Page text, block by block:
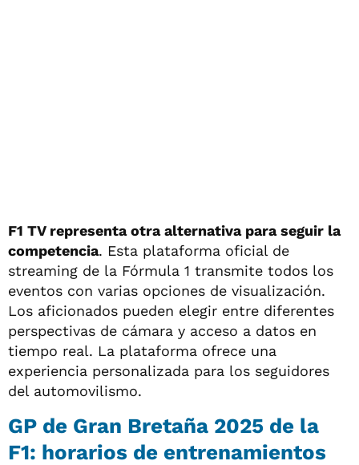
F1 TV representa otra alternativa para seguir la
competencia. Esta plataforma oficial de
streaming de la Fórmula 1 transmite todos los
eventos con varias opciones de visualización.
Los aficionados pueden elegir entre diferentes
perspectivas de cámara y acceso a datos en
tiempo real. La plataforma ofrece una
experiencia personalizada para los seguidores
del automovilismo.
GP de Gran Bretaña 2025 de la
F1: horarios de entrenamientos